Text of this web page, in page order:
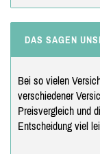
DAS SAGEN
Bei so vielen
verschiedener
Preisvergleich und
Entscheidung viel